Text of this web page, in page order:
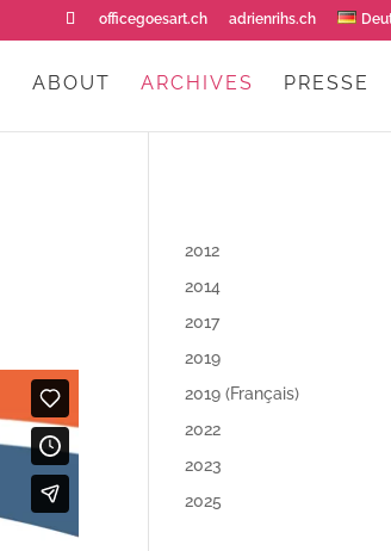
officegoesart.ch adrienrihs.ch
ABOUT ARCHIVES PRESSE
2012
2014
2017
2019
2019 (Français)
2022
2023
2025